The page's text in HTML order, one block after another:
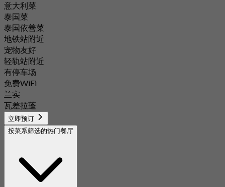
意大利菜
泰国菜
泰国依善菜
地铁站附近
宠物友好
轻轨站附近
有停车场
免费WiFi
兰实
瓦差拉蓬
立即预订
按菜系筛选的热门餐厅